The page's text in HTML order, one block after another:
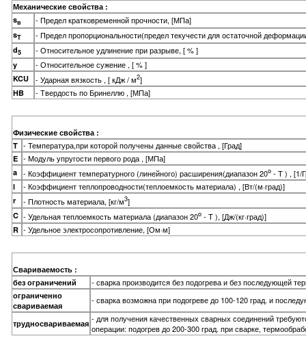
Механические свойства :
sв - Предел кратковременной прочности, [МПа]
sT - Предел пропорциональности(предел текучести для остаточной
d5 - Относительное удлинение при разрыве, [ % ]
y - Относительное сужение , [ % ]
KCU - Ударная вязкость , [ кДж / м2]
HB - Твердость по Бринеллю , [МПа]
Физические свойства :
T - Температура,при которой получены данные свойства , [Град]
E - Модуль упругости первого рода , [МПа]
a - Коэффициент температурного (линейного) расширения(диапазон 20o - T ) , [1/
l - Коэффициент теплопроводности(теплоемкость материала) , [Вт/(м·град)]
r - Плотность материала, [кг/м3]
C - Удельная теплоемкость материала (диапазон 20o - T ), [Дж/(кг·град)]
R - Удельное электросопротивление, [Ом·м]
Свариваемость :
без ограничений
- сварка производится без подогрева и без последующей
ограниченно
свариваемая
- сварка возможна при подогреве до 100-120 град. и
трудносвариваемая - для получения качественных сварных соединений
операции: подогрев до 200-300 град. при сварке,